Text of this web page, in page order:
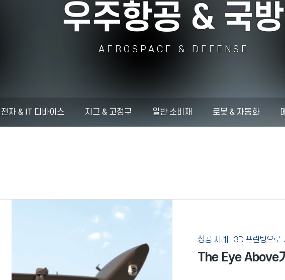
우주항공 & 국방
AEROSPACE & DEFENSE
전자 & IT 디바이스 지그 & 고정구 일반 소비재 로봇 & 자동화
성공 사례 : 3D 프린팅으로
The Eye Above